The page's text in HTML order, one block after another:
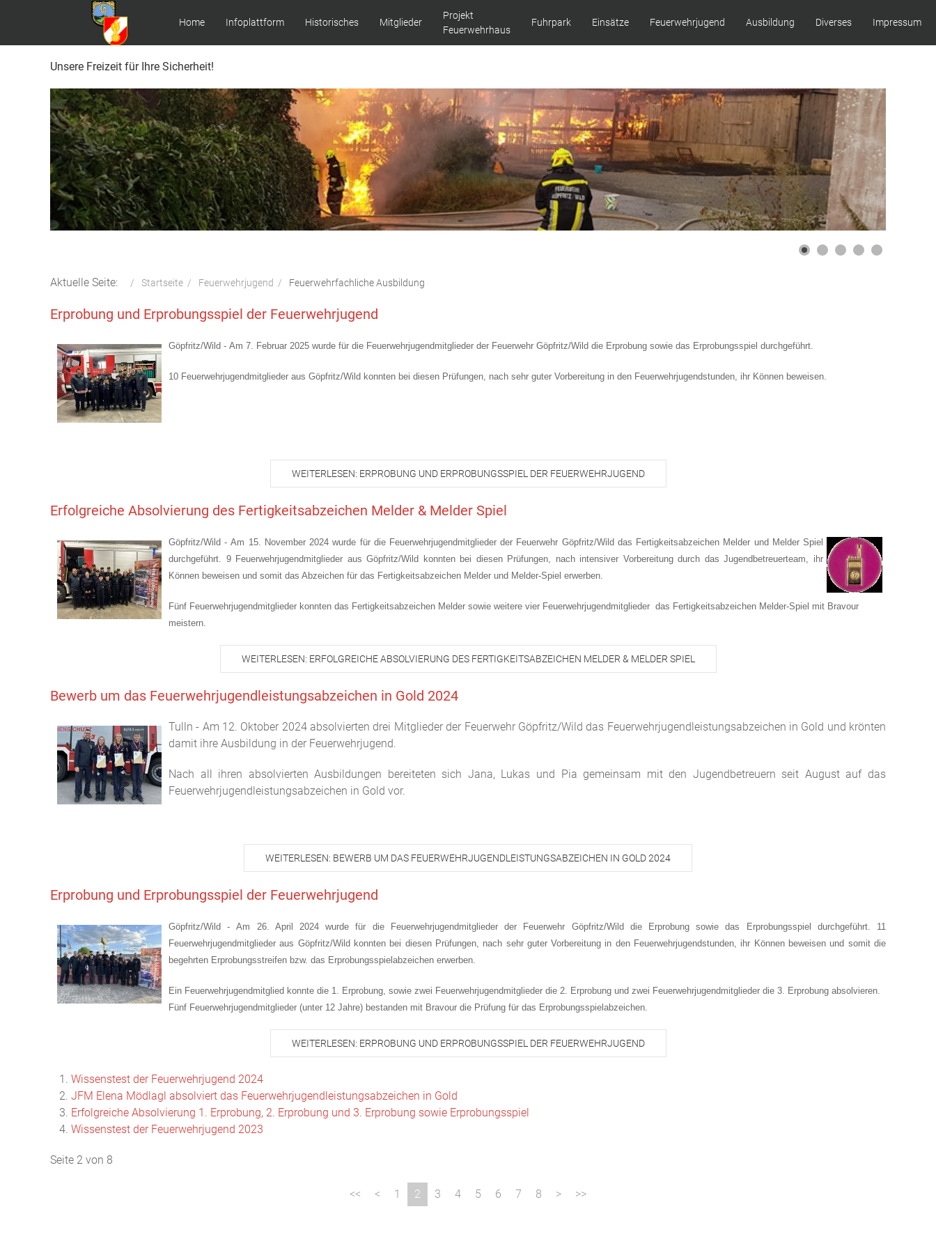
Home Infoplattform Historisches Mitglieder
Projekt
Feuerwehrhaus
Fuhrpark Einsätze Feuerwehrjugend Ausbildung Diverses Impressum
Unsere Freizeit für Ihre Sicherheit!
Aktuelle Seite: Startseite Feuerwehrjugend Feuerwehrfachliche Ausbildung
Erprobung und Erprobungsspiel der Feuerwehrjugend
Göpfritz/Wild - Am 7. Februar 2025 wurde für die Feuerwehrjugendmitglieder der Feuerwehr Göpfritz/Wild die Erprobung sowie das Erprobungsspiel durchgeführt.
10 Feuerwehrjugendmitglieder aus Göpfritz/Wild konnten bei diesen Prüfungen, nach sehr guter Vorbereitung in den Feuerwehrjugendstunden, ihr Können beweisen.
WEITERLESEN: ERPROBUNG UND ERPROBUNGSSPIEL DER FEUERWEHRJUGEND
Erfolgreiche Absolvierung des Fertigkeitsabzeichen Melder & Melder Spiel
Göpfritz/Wild - Am 15. November 2024 wurde für die Feuerwehrjugendmitglieder der Feuerwehr Göpfritz/Wild das Fertigkeitsabzeichen Melder und Melder Spiel
durchgeführt. 9 Feuerwehrjugendmitglieder aus Göpfritz/Wild konnten bei diesen Prüfungen, nach intensiver Vorbereitung durch das Jugendbetreuerteam, ihr
Können beweisen und somit das Abzeichen für das Fertigkeitsabzeichen Melder und Melder-Spiel erwerben.
Fünf Feuerwehrjugendmitglieder konnten das Fertigkeitsabzeichen Melder sowie weitere vier Feuerwehrjugendmitglieder das Fertigkeitsabzeichen Melder-Spiel mit Bravour
meistern.
WEITERLESEN: ERFOLGREICHE ABSOLVIERUNG DES FERTIGKEITSABZEICHEN MELDER & MELDER SPIEL
Bewerb um das Feuerwehrjugendleistungsabzeichen in Gold 2024
Tulln - Am 12. Oktober 2024 absolvierten drei Mitglieder der Feuerwehr Göpfritz/Wild das Feuerwehrjugendleistungsabzeichen in Gold und krönten
damit ihre Ausbildung in der Feuerwehrjugend.
Nach all ihren absolvierten Ausbildungen bereiteten sich Jana, Lukas und Pia gemeinsam mit den Jugendbetreuern seit August auf das
Feuerwehrjugendleistungsabzeichen in Gold vor.
WEITERLESEN: BEWERB UM DAS FEUERWEHRJUGENDLEISTUNGSABZEICHEN IN GOLD 2024
Erprobung und Erprobungsspiel der Feuerwehrjugend
Göpfritz/Wild - Am 26. April 2024 wurde für die Feuerwehrjugendmitglieder der Feuerwehr Göpfritz/Wild die Erprobung sowie das Erprobungsspiel durchgeführt. 11
Feuerwehrjugendmitglieder aus Göpfritz/Wild konnten bei diesen Prüfungen, nach sehr guter Vorbereitung in den Feuerwehrjugendstunden, ihr Können beweisen und somit die
begehrten Erprobungsstreifen bzw. das Erprobungsspielabzeichen erwerben.
Ein Feuerwehrjugendmitglied konnte die 1. Erprobung, sowie zwei Feuerwehrjugendmitglieder die 2. Erprobung und zwei Feuerwehrjugendmitglieder die 3. Erprobung absolvieren.
Fünf Feuerwehrjugendmitglieder (unter 12 Jahre) bestanden mit Bravour die Prüfung für das Erprobungsspielabzeichen.
WEITERLESEN: ERPROBUNG UND ERPROBUNGSSPIEL DER FEUERWEHRJUGEND
Wissenstest der Feuerwehrjugend 2024
JFM Elena Mödlagl absolviert das Feuerwehrjugendleistungsabzeichen in Gold
Erfolgreiche Absolvierung 1. Erprobung, 2. Erprobung und 3. Erprobung sowie Erprobungsspiel
Wissenstest der Feuerwehrjugend 2023
Seite 2 von 8
1 2 3 4 5 6 7 8